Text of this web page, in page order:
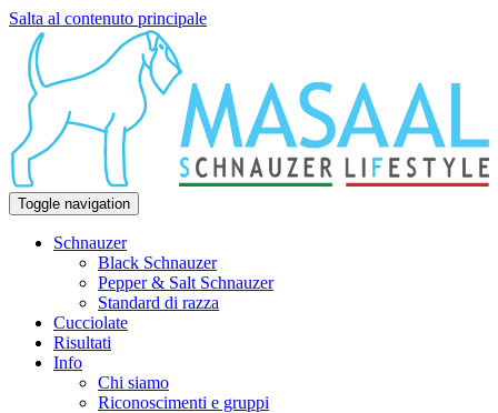
Salta al contenuto principale
Toggle navigation
Schnauzer
Black Schnauzer
Pepper & Salt Schnauzer
Standard di razza
Cucciolate
Risultati
Info
Chi siamo
Riconoscimenti e gruppi